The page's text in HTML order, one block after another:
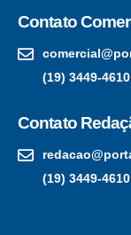
Contato
(19) 3449-4610
Contato
(19) 3449-4610